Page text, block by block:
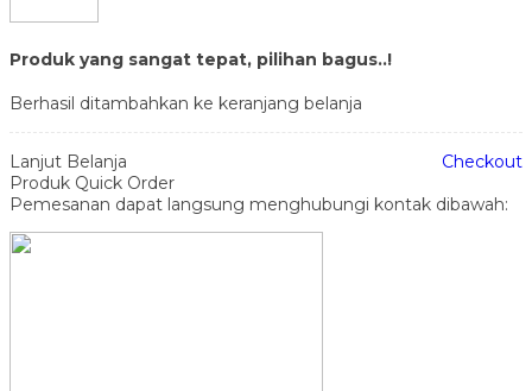
Produk yang sangat tepat, pilihan bagus..!
Berhasil ditambahkan ke keranjang belanja
Lanjut Belanja
Checkout
Produk Quick Order
Pemesanan dapat langsung menghubungi kontak dibawah: